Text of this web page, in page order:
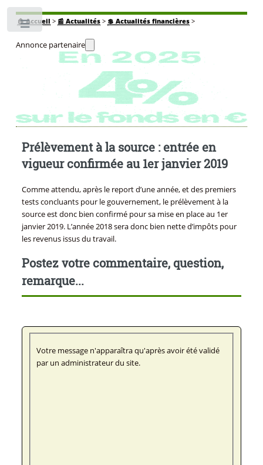
🏠Accueil > 📰 Actualités> 💲 Actualités financières>
Annonce partenaire
Prélèvement à la source : entrée en
vigueur confirmée au 1er janvier 2019
Comme attendu, après le report d’une année, et des premiers
tests concluants pour le gouvernement, le prélèvement à la
source est donc bien confirmé pour sa mise en place au 1er
janvier 2019. L’année 2018 sera donc bien nette d’impôts pour
les revenus issus du travail.
Postez votre commentaire, question,
remarque...
Votre message n'apparaîtra qu'après avoir été validé
par un administrateur du site.
Toggle